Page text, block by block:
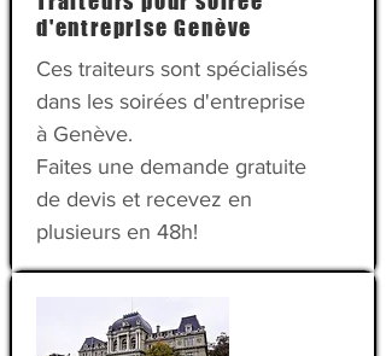
d'entreprise Genève
Ces traiteurs sont spécialisés
dans les soirées d'entreprise
à Genève.
Faites une demande gratuite
de devis et recevez en
plusieurs en 48h!